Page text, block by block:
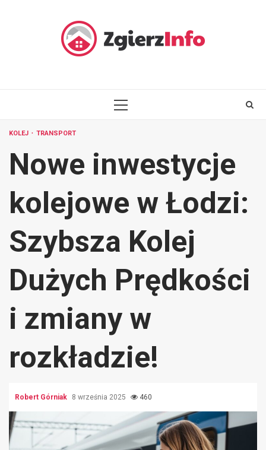
PRIMARY
KOLEJ TRANSPORT
Nowe inwestycje
kolejowe w Łodzi:
Szybsza Kolej
Dużych Prędkości
i zmiany w
rozkładzie!
Robert Górniak 8 września 2025 460